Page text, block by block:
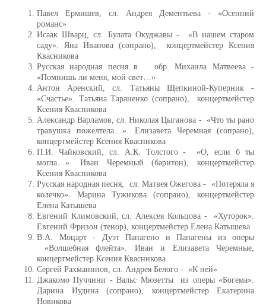
Павел Ермишев, сл. Андрея Дементьева - «Осенний
романс»
Исаак Шварц, сл. Булата Окуджавы - «В нашем старом
саду». Яна Иванова (сопрано), концертмейстер Ксения
Квасникова
Русская народная песня в обр. Михаила Матвеева -
«Помнишь ли меня, мой свет…»
Антон Аренский, сл. Татьяны Щепкиной-Куперник -
«Счастье». Татьяна Тараненко (сопрано), концертмейстер
Ксения Квасникова
Александр Варламов, сл. Николая Цыганова - «Что ты рано
травушка пожелтела…». Елизавета Черемная (сопрано),
концертмейстер Ксения Квасникова
П.И. Чайковский, сл. А.К. Толстого - «О, если б ты
могла…». Иван Черемный (баритон), концертмейстер
Ксения Квасникова
Русская народная песня, сл. Матвея Ожегова - «Потеряла я
колечко». Марина Тужикова (сопрано), концертмейстер
Елена Катышева
Евгений Климовский, сл. Алексея Кольцова - «Хуторок».
Евгений Фризон (тенор), концертмейстер Елена Катышева
В.А. Моцарт - Дуэт Папагено и Папагены из оперы
«Волшебная флейта». Иван и Елизавета Черемные,
концертмейстер Ксения Квасникова
Сергей Рахманинов, сл. Андрея Белого - «К ней»
Джакомо Пуччини - Вальс Мюзетты из оперы «Богема».
Дарина Иудина (сопрано), концертмейстер Екатерина
Новикова